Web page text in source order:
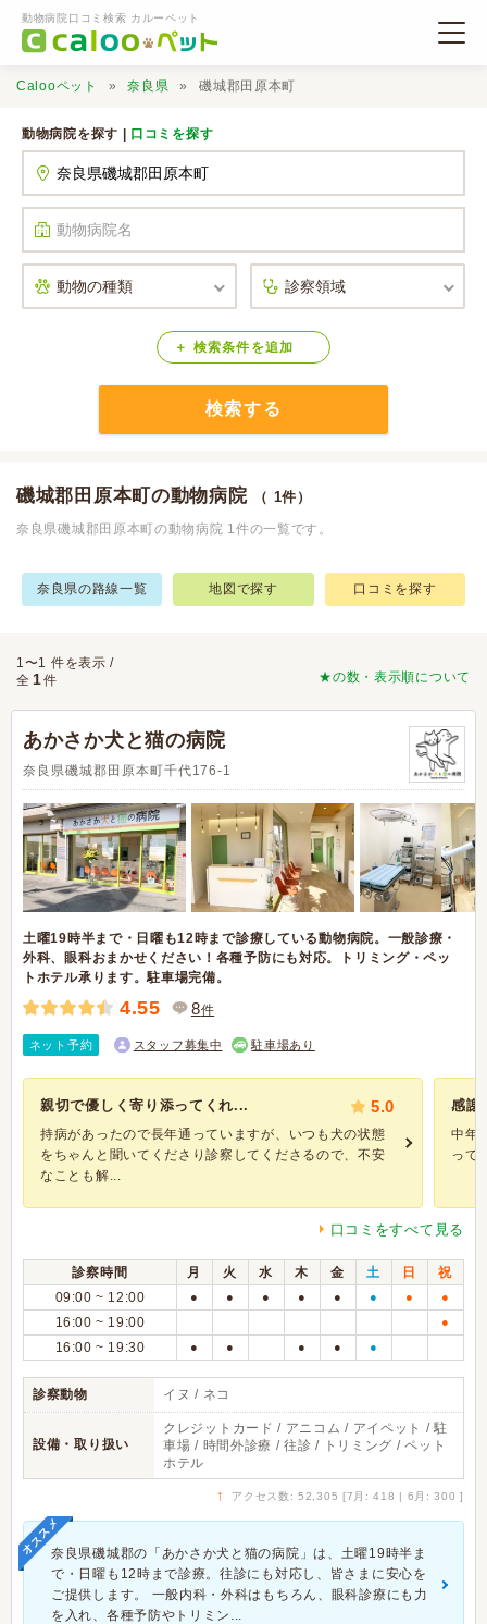
動物病院口コミ検索 カルーペット
口コミ検索
Calooペットとは？
Calooペット 奈良県 磯城郡田原本町
動物病院を探す | 口コミを探す
検索条件 を追加
検索する
磯城郡田原本町の動物病院 （ 1件）
奈良県磯城郡田原本町の動物病院 1件の一覧です。
奈良県の路線一覧 地図で探す 口コミを探す
★の数・表示順について
1〜1 件を表示 /
全 1件
あかさか犬と猫の病院
奈良県磯城郡田原本町千代176-1
土曜19時半まで・日曜も12時まで診療している動物病院。一般診療・
外科、眼科おまかせください！各種予防にも対応。トリミング・ペッ
トホテル承ります。駐車場完備。
4.55 8件
ネット予約 スタッフ募集中 駐車場あり
親切で優しく寄り添ってくれ... 5.0
持病があったので長年通っていますが、いつも犬の状態
をちゃんと聞いてくださり診察してくださるので、不安
なことも解...
感謝
中年
って
口コミをすべて見る
診察時間 月 火 水 木 金 土 日
祝
09:00 ~ 12:00
● ● ● ● ● ● ● ●
16:00 ~ 19:00 ●
16:00 ~ 19:30 ● ● ● ● ●
診察動物 イヌ / ネコ
設備・取り扱い
クレジットカード / アニコム / アイペット / 駐
車場 / 時間外診療 / 往診 / トリミング / ペット
ホテル
↑ アクセス数: 52,305 [7月: 418 | 6月: 300 ]
オススメ奈良県磯城郡の「あかさか犬と猫の病院」は、土曜19時半ま
で・日曜も12時まで診療。往診にも対応し、皆さまに安心を
ご提供します。 一般内科・外科はもちろん、眼科診療にも力
を入れ、各種予防やトリミン...